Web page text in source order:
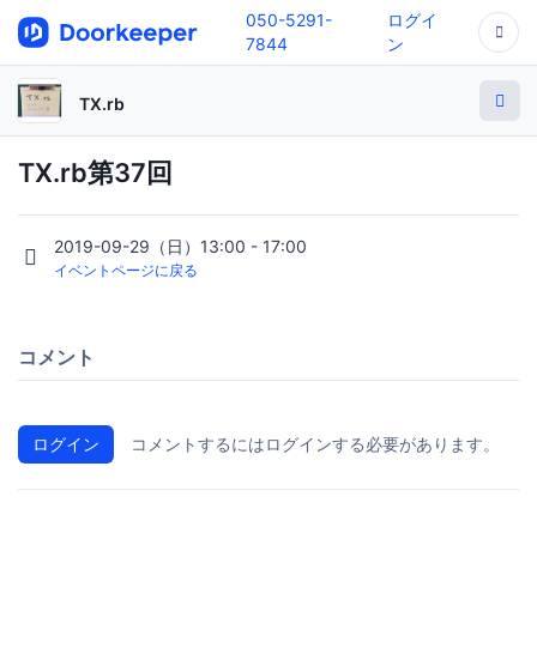
050-5291-
7844
ログイ
ン
TX.rb
TX.rb第37回
2019-09-29（日）13:00 - 17:00
イベントページに戻る
コメント
ログイン コメントするにはログインする必要があります。